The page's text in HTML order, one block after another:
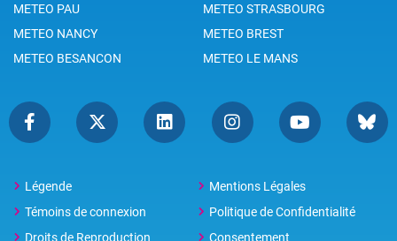
METEO PAU
METEO STRASBOURG
METEO NANCY
METEO BREST
METEO BESANCON
METEO LE MANS
Légende
Mentions Légales
Témoins de connexion
Politique de Confidentialité
Droits de Reproduction
Consentement